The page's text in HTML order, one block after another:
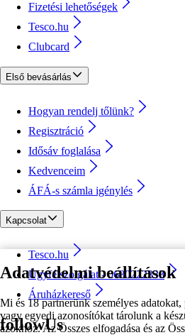
Adatvédelmi beállítások
Mi és 18 partnerünk személyes
vagy egyedi azonosítókat tárolunk a
azokhoz. Az Összes elfogadása és az
Fizetési lehetőségek
Tesco.hu
Clubcard
Első bevásárlás
Hogyan rendelj tőlünk?
Regisztráció
Idősáv foglalása
Kedvenceim
ÁFÁ-s számla igénylés
Kapcsolat
Tesco.hu
Ügyfélszolgálat - 0680222333
Áruházkereső
followUs